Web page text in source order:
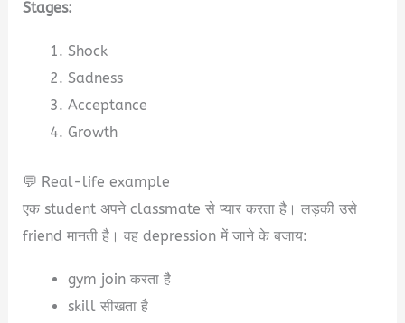
Stages:
Shock
Sadness
Acceptance
Growth
💬 Real-life example
एक student अपने classmate से प्यार करता है। लड़की उसे
friend मानती है। वह depression में जाने के बजाय:
gym join करता है
skill सीखता है